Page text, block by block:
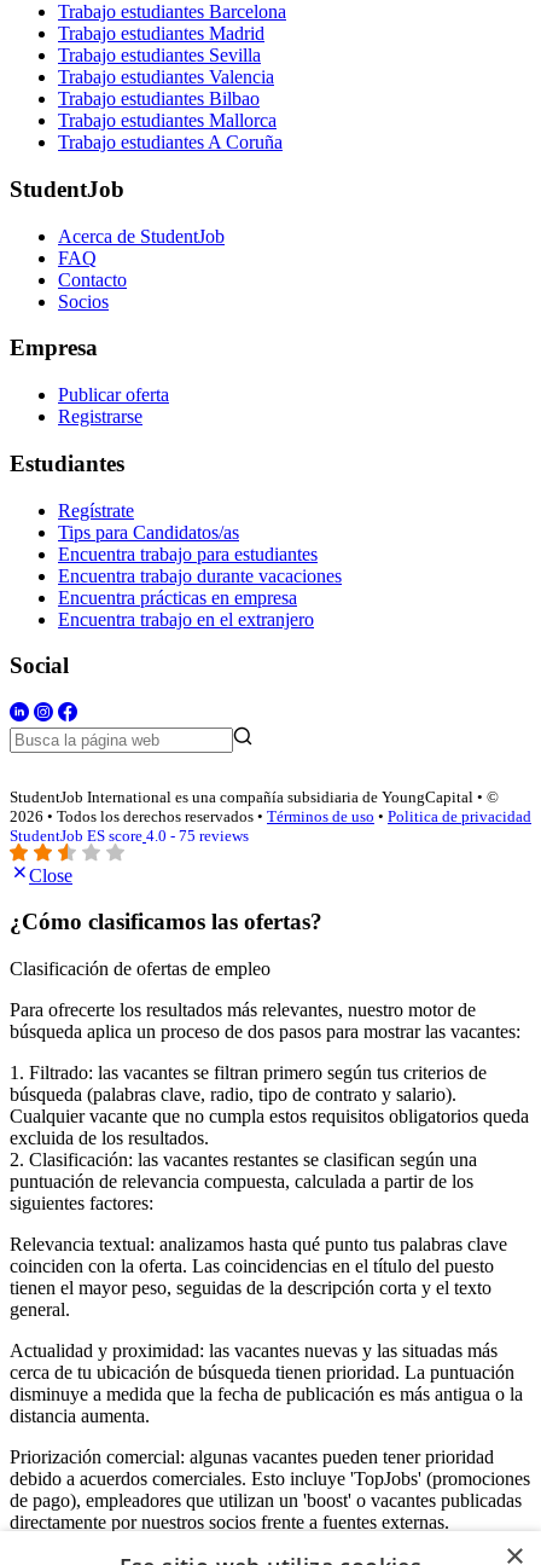
Trabajo estudiantes Barcelona
Trabajo estudiantes Madrid
Trabajo estudiantes Sevilla
Trabajo estudiantes Valencia
Trabajo estudiantes Bilbao
Trabajo estudiantes Mallorca
Trabajo estudiantes A Coruña
StudentJob
Acerca de StudentJob
FAQ
Contacto
Socios
Empresa
Publicar oferta
Registrarse
Estudiantes
Regístrate
Tips para Candidatos/as
Encuentra trabajo para estudiantes
Encuentra trabajo durante vacaciones
Encuentra prácticas en empresa
Encuentra trabajo en el extranjero
Social
StudentJob International es una compañía subsidiaria de YoungCapital • ©
2026 • Todos los derechos reservados • Términos de uso • Politica de privacidad
StudentJob ES score 4.0 - 75 reviews
Close
¿Cómo clasificamos las ofertas?
Clasificación de ofertas de empleo
Para ofrecerte los resultados más relevantes, nuestro motor de
búsqueda aplica un proceso de dos pasos para mostrar las vacantes:
1. Filtrado: las vacantes se filtran primero según tus criterios de
búsqueda (palabras clave, radio, tipo de contrato y salario).
Cualquier vacante que no cumpla estos requisitos obligatorios queda
excluida de los resultados.
2. Clasificación: las vacantes restantes se clasifican según una
puntuación de relevancia compuesta, calculada a partir de los
siguientes factores:
Relevancia textual: analizamos hasta qué punto tus palabras clave
coinciden con la oferta. Las coincidencias en el título del puesto
tienen el mayor peso, seguidas de la descripción corta y el texto
general.
Actualidad y proximidad: las vacantes nuevas y las situadas más
cerca de tu ubicación de búsqueda tienen prioridad. La puntuación
disminuye a medida que la fecha de publicación es más antigua o la
distancia aumenta.
Priorización comercial: algunas vacantes pueden tener prioridad
debido a acuerdos comerciales. Esto incluye 'TopJobs' (promociones
de pago), empleadores que utilizan un 'boost' o vacantes publicadas
directamente por nuestros socios frente a fuentes externas.
×